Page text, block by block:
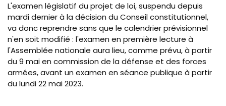
L'examen législatif du projet de loi, suspendu depuis
mardi dernier à la décision du Conseil constitutionnel,
va donc reprendre sans que le calendrier prévisionnel
n'en soit modifié : l'examen en première lecture à
l'Assemblée nationale aura lieu, comme prévu, à partir
du 9 mai en commission de la défense et des forces
armées, avant un examen en séance publique à partir
du lundi 22 mai 2023.